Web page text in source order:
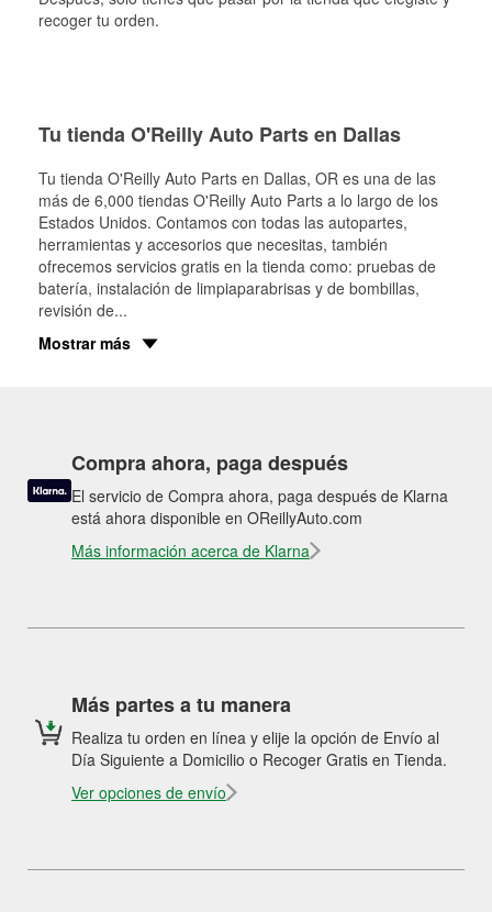
recoger tu orden.
Tu tienda O'Reilly Auto Parts en Dallas
Tu tienda O'Reilly Auto Parts en Dallas, OR es una de las
más de 6,000 tiendas O'Reilly Auto Parts a lo largo de los
Estados Unidos. Contamos con todas las autopartes,
herramientas y accesorios que necesitas, también
ofrecemos servicios gratis en la tienda como: pruebas de
batería, instalación de limpiaparabrisas y de bombillas,
revisión de...
Mostrar más
Compra ahora, paga después
El servicio de Compra ahora, paga después de Klarna
está ahora disponible en OReillyAuto.com
Más información acerca de Klarna
Más partes a tu manera
Realiza tu orden en línea y elije la opción de Envío al
Día Siguiente a Domicilio o Recoger Gratis en Tienda.
Ver opciones de envío